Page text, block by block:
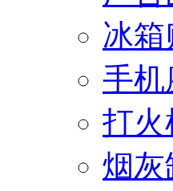
冰箱
手机
打火
烟灰